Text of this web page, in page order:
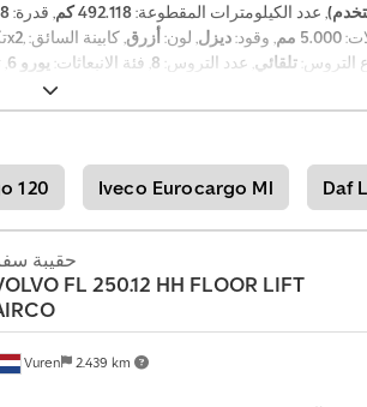
, عدد الكيلومترات المقطوعة:492.118 كم , قدرة:188
,4x2 5.000 مم , وقود:ديزل, لون: أزرق, كابينة السائق:
التروس: تلقائي, عدد التروس: 8, فئة الانبعاثات: يورو 6 ,
, طول مساحة
2.510 مم , سنة الصنع:2015, معدات:بلوتوث, تكييف
120 Iveco Eurocargo Ml Daf
Vuren 2.439 km
حقيبة
FL 250.12 HH FLOOR LIFT